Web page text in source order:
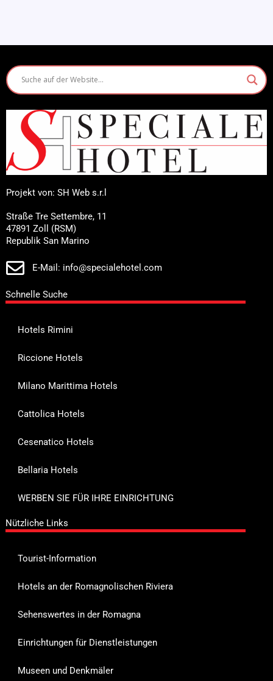
Projekt von: SH Web s.r.l
Straße Tre Settembre, 11
47891 Zoll (RSM)
Republik San Marino
E-Mail: info@specialehotel.com
Schnelle Suche
Hotels Rimini
Riccione Hotels
Milano Marittima Hotels
Cattolica Hotels
Cesenatico Hotels
Bellaria Hotels
WERBEN SIE FÜR IHRE EINRICHTUNG
Nützliche Links
Tourist-Information
Hotels an der Romagnolischen Riviera
Sehenswertes in der Romagna
Einrichtungen für Dienstleistungen
Museen und Denkmäler